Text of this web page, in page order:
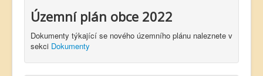
Územní plán obce 2022
Dokumenty týkající se nového územního plánu naleznete v
sekci Dokumenty